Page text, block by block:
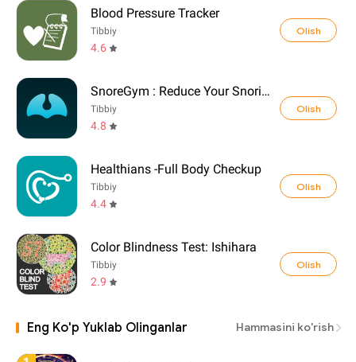
Blood Pressure Tracker
Tibbiy
4.6
Olish
SnoreGym : Reduce Your Snoring
Tibbiy
4.8
Olish
Healthians -Full Body Checkup
Tibbiy
4.4
Olish
Color Blindness Test: Ishihara
Tibbiy
2.9
Olish
Eng Ko'p Yuklab Olinganlar Hammasini ko'rish